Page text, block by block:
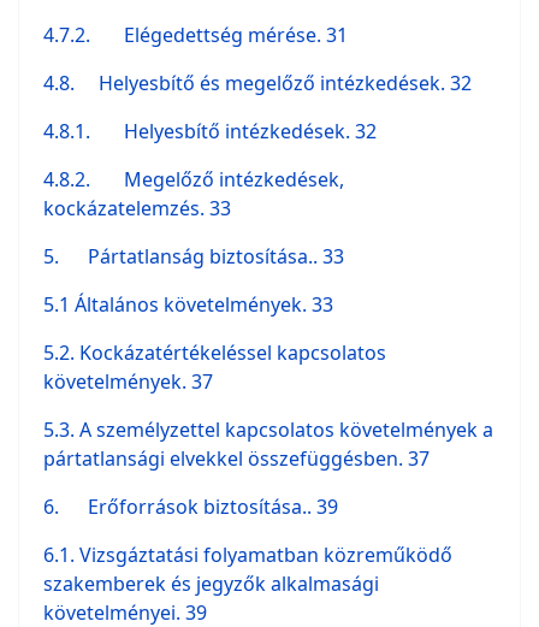
4.7.2. Elégedettség mérése. 31
4.8.
Helyesbítő és megelőző intézkedések. 32
4.8.1. Helyesbítő intézkedések. 32
4.8.2. Megelőző intézkedések,
kockázatelemzés. 33
5. Pártatlanság biztosítása.. 33
5.1 Általános követelmények. 33
5.2. Kockázatértékeléssel kapcsolatos
követelmények. 37
5.3. A személyzettel kapcsolatos követelmények a
pártatlansági elvekkel összefüggésben. 37
6. Erőforrások biztosítása.. 39
6.1. Vizsgáztatási folyamatban közreműködő
szakemberek és jegyzők alkalmasági
követelményei. 39